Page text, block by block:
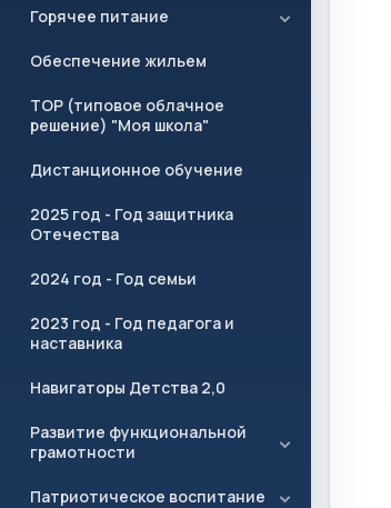
Горячее питание
Обеспечение жильем
ТОР (типовое облачное
решение) "Моя школа"
Дистанционное обучение
2025 год - Год защитника
Отечества
2024 год - Год семьи
2023 год - Год педагога и
наставника
Навигаторы Детства 2,0
Развитие функциональной
грамотности
Патриотическое воспитание